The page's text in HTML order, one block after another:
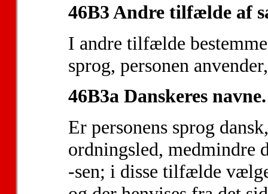
46B3 Andre tilfælde af
I andre tilfælde
sprog, personen
46B3a Danskeres navne.
Er personens sprog
ordningsled, medmindre
-sen; i disse tilfælde